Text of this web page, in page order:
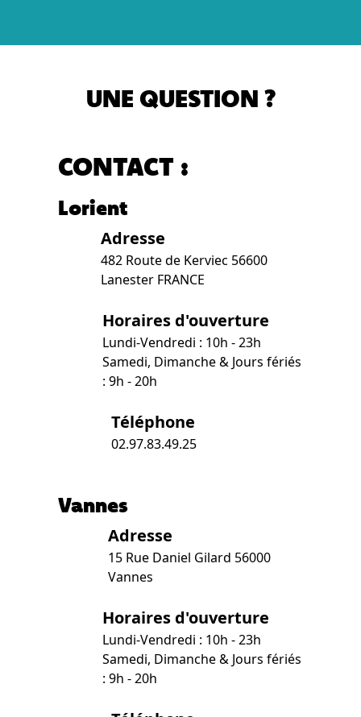
UNE QUESTION ?
CONTACT :
Lorient
Adresse
482 Route de Kerviec 56600
Lanester FRANCE
Horaires d'ouverture
Lundi-Vendredi : 10h - 23h
Samedi, Dimanche & Jours fériés
: 9h - 20h
Téléphone
02.97.83.49.25
Vannes
Adresse
15 Rue Daniel Gilard 56000
Vannes
Horaires d'ouverture
Lundi-Vendredi : 10h - 23h
Samedi, Dimanche & Jours fériés
: 9h - 20h